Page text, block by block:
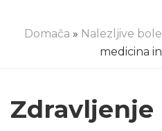
Domača » Nalezljive
medicina
Zdravljenje